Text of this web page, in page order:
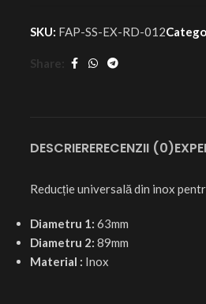
SKU: FAP-SS-EX-RD-012
Share:
DESCRIERERECENZII (0)
Reducție universală din inox
Diametru 1: 63mm
Diametru 2: 89mm
Material : Inox